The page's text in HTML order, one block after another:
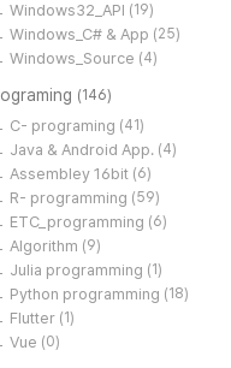
Windows32_API (19)
Windows_C# & App (25)
Windows_Source (4)
(146)
C- programing (41)
Java & Android App. (4)
Assembley 16bit (6)
R- programming (59)
ETC_programming (6)
Algorithm (9)
Julia programming (1)
Python programming (18)
Flutter (1)
Vue (0)